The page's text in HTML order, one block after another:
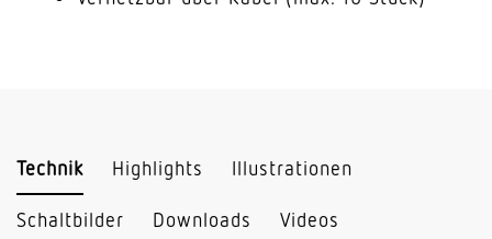
Technik Highlights Illustrationen
Schaltbilder Downloads Videos